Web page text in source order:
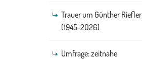
Trauer um Günther Riefler
(1945-2026)
Umfrage: zeitnahe